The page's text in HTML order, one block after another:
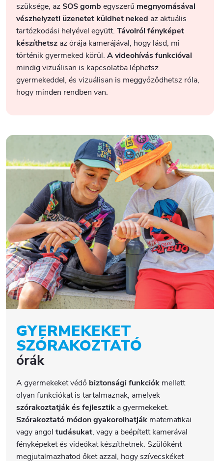
szüksége, azSOS gomb egyszerű megnyomásával
vészhelyzeti üzenetet küldhet neked az aktuális
tartózkodási helyével együtt.Távolról fényképet
készíthetsz az órája kamerájával, hogy lásd, mi
történik gyermeked körül.A videohívás funkcióval
mindig vizuálisan is kapcsolatba léphetsz
gyermekeddel, és vizuálisan is meggyőződhetsz róla,
hogy minden rendben van.
GYERMEKEKET
SZÓRAKOZTATÓ
órák
A gyermekeket védő biztonsági funkciók mellett
olyan funkciókat is tartalmaznak, amelyek
szórakoztatják és fejlesztik a gyermekeket.
Szórakoztató módon gyakorolhatják matematikai
vagy angoltudásukat, vagy a beépített kamerával
fényképeket és videókat készíthetnek. Szülőként
megjutalmazhatod őket azzal, hogy szívecskéket